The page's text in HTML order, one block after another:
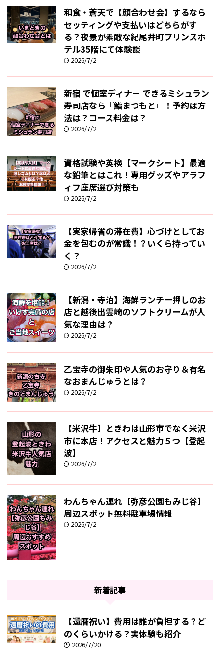
和食・蒼天で【顔合わせ会】するなら
セッティングや支払いはどちらがす
る？夜景が素敵な紀尾井町プリンスホ
テル35階にて体験談
2026/7/2
新宿 で個室ディナー できるミシュラン
寿司店なら『鮨まつもと』！予約は方
法は？コース料金は？
2026/7/2
資格試験や英検【マークシート】最適
な鉛筆とはこれ！専用グッズやアラフ
ィフ座席選び対策も
2026/7/2
【実家帰省の滞在費】心づけとしてお
金を包むのが常識！？いくら持ってい
く？
2026/7/2
【新潟・寺泊】海鮮ランチ一押しのお
店と越後出雲崎のソフトクリームが人
気な理由は？
2026/7/2
乙宝寺の御朱印や人気のお守り＆有名
なおまんじゅうとは？
2026/7/2
【米沢牛】ときわは山形市でなく米沢
市に本店！アクセスと魅力５つ【登起
波】
2026/7/2
わんちゃん連れ【弥彦公園もみじ谷】
周辺スポット無料駐車場情報
2026/7/2
新着記事
【還暦祝い】費用は誰が負担する？ど
のくらいかける？実体験も紹介
2026/7/20